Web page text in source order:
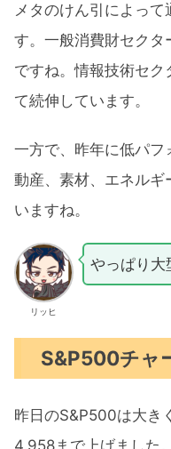
メタのけん引によって
す。一般消費財セク
ですね。情報技術セク
て続伸しています。
一方で、昨年に低パフ
動産、素材、エネルギ
いますね。
リッヒ
やっぱり大
S&P500チャ
昨日のS&P500は大き